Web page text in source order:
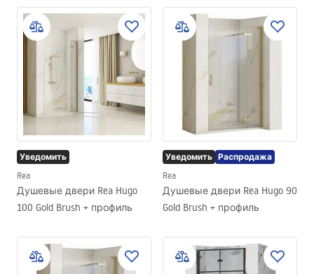
Уведомить
Rea
Душевые двери Rea Hugo
100 Gold Brush + профиль
Уведомить Распродажа
Rea
Душевые двери Rea Hugo 90
Gold Brush + профиль